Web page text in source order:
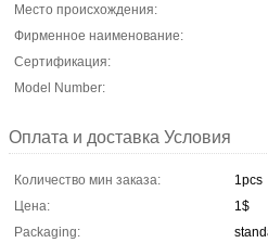
Место происхождения:
Фирменное наименование:
Сертификация:
Model Number:
Оплата и доставка Условия
Количество мин заказа:
1pcs
Цена:
1$
Packaging: